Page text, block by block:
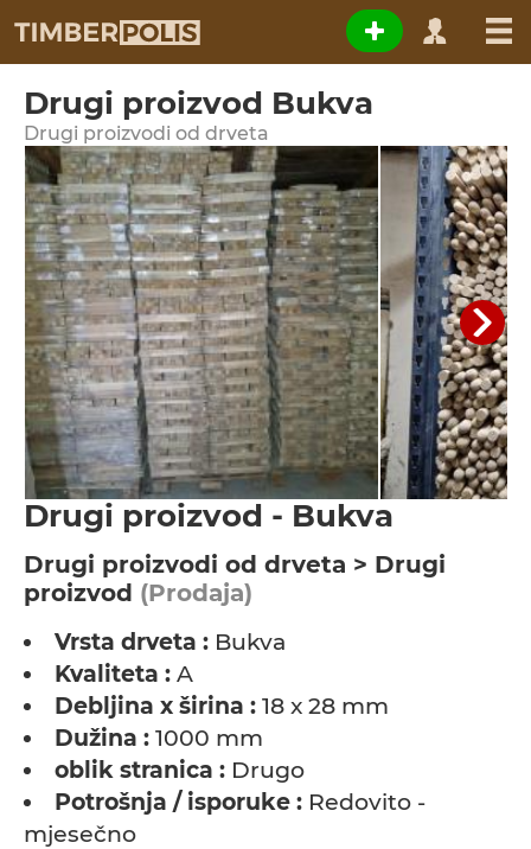
Drugi proizvod Bukva
Drugi proizvodi od drveta
Drugi proizvod - Bukva
Drugi proizvodi od drveta > Drugi
proizvod (Prodaja)
Vrsta drveta : Bukva
Kvaliteta : A
Debljina x širina : 18 x 28 mm
Dužina : 1000 mm
oblik stranica : Drugo
Potrošnja / isporuke : Redovito -
mjesečno